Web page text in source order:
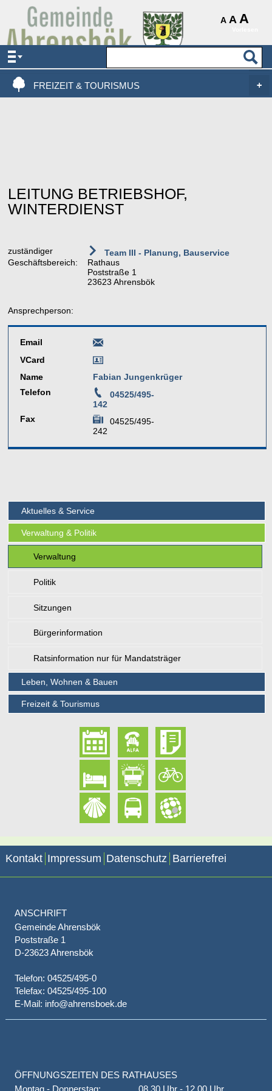
A A A
AKTUELLES & SERVICE
VERWALTUNG & POLITIK
FREIZEIT & TOURISMUS
LEITUNG BETRIEBSHOF,
WINTERDIENST
zuständiger
Geschäftsbereich:
Team III - Planung, Bauservice
Rathaus
Poststraße 1
23623 Ahrensbök
Ansprechperson:
Email
VCard
Name
Fabian Jungenkrüger
Telefon
04525/495-
142
Fax
04525/495-
242
Aktuelles & Service
Verwaltung & Politik
Verwaltung
Politik
Sitzungen
Bürgerinformation
Ratsinformation nur für Mandatsträger
Leben, Wohnen & Bauen
Freizeit & Tourismus
Kontakt Impressum Datenschutz Barrierefrei
ANSCHRIFT
Gemeinde Ahrensbök
Poststraße 1
D-23623 Ahrensbök
Telefon: 04525/495-0
Telefax: 04525/495-100
E-Mail: info@ahrensboek.de
ÖFFNUNGSZEITEN DES RATHAUSES